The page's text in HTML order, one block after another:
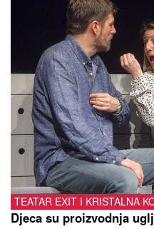
TEATAR EXIT I KRISTALNA
Djeca su proizvodnja